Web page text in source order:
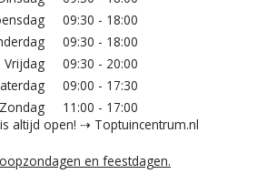
09:30 - 18:00
09:30 - 18:00
Vrijdag
09:30 - 20:00
09:00 - 17:30
Zondag
11:00 - 17:00
altijd open! ⇢ Toptuincentrum.nl
en feestdagen.